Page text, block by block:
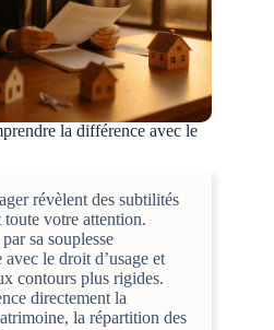
la différence avec le
révèlent des subtilités
votre attention.
sa souplesse
le droit d’usage et
contours plus rigides.
directement la
la répartition des